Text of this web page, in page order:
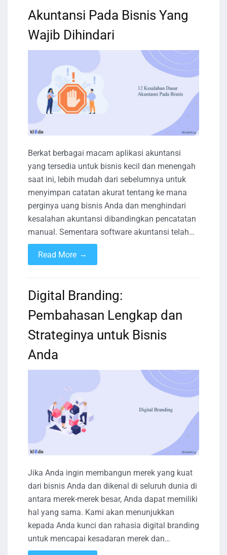
Akuntansi Pada Bisnis Yang
Wajib Dihindari
Berkat berbagai macam aplikasi akuntansi
yang tersedia untuk bisnis kecil dan menengah
saat ini, lebih mudah dari sebelumnya untuk
menyimpan catatan akurat tentang ke mana
perginya uang bisnis Anda dan menghindari
kesalahan akuntansi dibandingkan pencatatan
manual. Sementara software akuntansi telah…
Read More →
Digital Branding:
Pembahasan Lengkap dan
Strateginya untuk Bisnis
Anda
Jika Anda ingin membangun merek yang kuat
dari bisnis Anda dan dikenal di seluruh dunia di
antara merek-merek besar, Anda dapat memiliki
hal yang sama. Kami akan menunjukkan
kepada Anda kunci dan rahasia digital branding
untuk mencapai kesadaran merek dan…